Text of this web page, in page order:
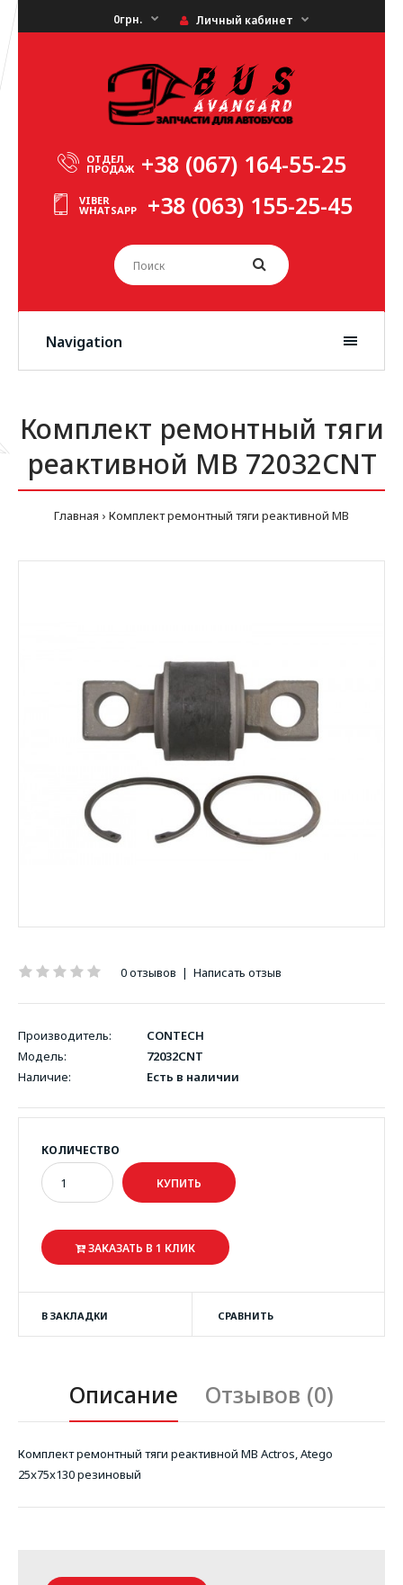
0грн. Личный кабинет
ОТДЕЛ
ПРОДАЖ +38 (067) 164-55-25
VIBER
WHATSAPP +38 (063) 155-25-45
Navigation
Комплект ремонтный тяги
реактивной MB 72032CNT
Главная Комплект ремонтный тяги реактивной MB
0 отзывов | Написать отзыв
Производитель:
CONTECH
Модель:
72032CNT
Наличие:
Есть в наличии
КОЛИЧЕСТВО
ЗАКАЗАТЬ В 1 КЛИК
В ЗАКЛАДКИ СРАВНИТЬ
Описание Отзывов (0)
Комплект ремонтный тяги реактивной MB Actros, Atego
25x75x130 резиновый